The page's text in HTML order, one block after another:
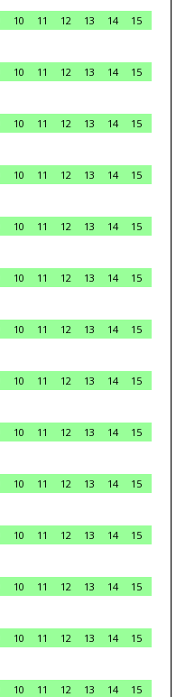
10 11 12 13 14
15
10 11 12 13 14
15
10 11 12 13 14
15
10 11 12 13 14
15
10 11 12 13 14
15
10 11 12 13 14
15
10 11 12 13 14
15
10 11 12 13 14
15
10 11 12 13 14
15
10 11 12 13 14
15
10 11 12 13 14
15
10 11 12 13 14
15
10 11 12 13 14
15
10 11 12 13 14
15